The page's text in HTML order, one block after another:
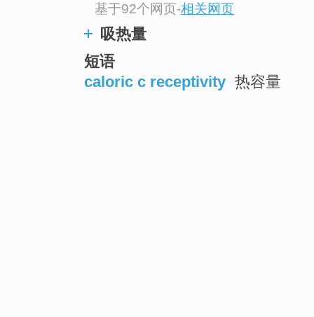
基于92个网页-相关网页
吸热量
短语
caloric c receptivity 热容量